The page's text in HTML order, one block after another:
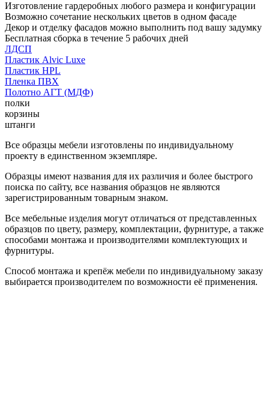
Изготовление гардеробных любого размера и конфигурации
Возможно сочетание нескольких цветов в одном фасаде
Декор и отделку фасадов можно выполнить под вашу задумку
Бесплатная сборка в течение 5 рабочих дней
ЛДСП
Пластик Alvic Luxe
Пластик HPL
Пленка ПВХ
Полотно АГТ (МДФ)
полки
корзины
штанги
Все образцы мебели изготовлены по индивидуальному
проекту в единственном экземпляре.
Образцы имеют названия для их различия и более быстрого
поиска по сайту, все названия образцов не являются
зарегистрированным товарным знаком.
Все мебельные изделия могут отличаться от представленных
образцов по цвету, размеру, комплектации, фурнитуре, а также
способами монтажа и производителями комплектующих и
фурнитуры.
Способ монтажа и крепёж мебели по индивидуальному заказу
выбирается производителем по возможности её применения.